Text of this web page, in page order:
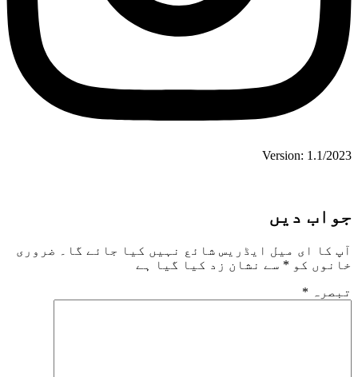
Version: 1.1/2023
جواب دیں
آپ کا ای میل ایڈریس شائع نہیں کیا جائے گا۔
ضروری
خانوں کو * سے نشان زد کیا گیا ہے
تبصرہ *